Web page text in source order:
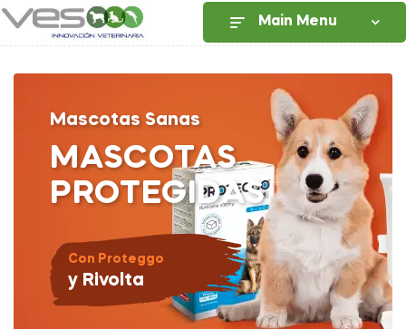
Main Menu
MASCOTAS
PROTEGIDAS
Mascotas Sanas
Con Proteggo
y Rivolta